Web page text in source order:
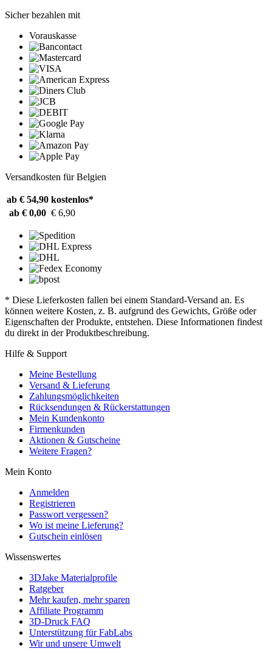
Sicher bezahlen mit
Vorauskasse
Versandkosten für Belgien
ab € 54,90 kostenlos*
ab € 0,00 € 6,90
* Diese Lieferkosten fallen bei einem Standard-Versand an. Es
können weitere Kosten, z. B. aufgrund des Gewichts, Größe oder
Eigenschaften der Produkte, entstehen. Diese Informationen findest
du direkt in der Produktbeschreibung.
Hilfe & Support
Meine Bestellung
Versand & Lieferung
Zahlungsmöglichkeiten
Rücksendungen & Rückerstattungen
Mein Kundenkonto
Firmenkunden
Aktionen & Gutscheine
Weitere Fragen?
Mein Konto
Anmelden
Registrieren
Passwort vergessen?
Wo ist meine Lieferung?
Gutschein einlösen
Wissenswertes
3DJake Materialprofile
Ratgeber
Mehr kaufen, mehr sparen
Affiliate Programm
3D-Druck FAQ
Unterstützung für FabLabs
Wir und unsere Umwelt